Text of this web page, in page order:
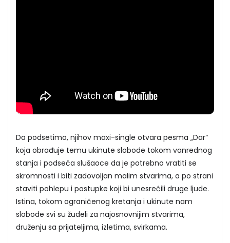
Da podsetimo, njihov maxi-single otvara pesma „Dar“
koja obrađuje temu ukinute slobode tokom vanrednog
stanja i podseća slušaoce da je potrebno vratiti se
skromnosti i biti zadovoljan malim stvarima, a po strani
staviti pohlepu i postupke koji bi unesrećili druge ljude.
Istina, tokom ograničenog kretanja i ukinute nam
slobode svi su žudeli za najosnovnijim stvarima,
druženju sa prijateljima, izletima, svirkama.